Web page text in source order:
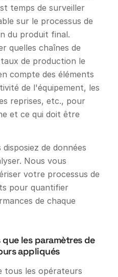
temps de surveiller
sur le processus de
du produit final.
quelles chaînes de
de production le
compte des éléments
de l'équipement, les
reprises, etc., pour
et ce qui doit être
de données
Nous vous
votre processus de
pour quantifier
de chaque
les paramètres de
appliqués
tous les opérateurs